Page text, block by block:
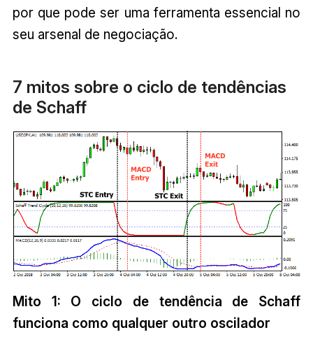
por que pode ser uma ferramenta essencial no
seu arsenal de negociação.
7 mitos sobre o ciclo de tendências
de Schaff
Mito 1: O ciclo de tendência de Schaff
funciona como qualquer outro oscilador